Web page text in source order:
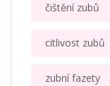
čištění zubů
citlivost zubů
zubní fazety